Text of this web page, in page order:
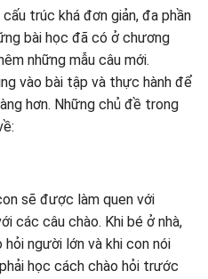
trúc khá đơn giản, đa phần
bài học đã có ở chương
những mẫu câu mới.
vào bài tập và thực hành để
hơn. Những chủ đề trong
sẽ được làm quen với
các câu chào. Khi bé ở nhà,
người lớn và khi con nói
học cách chào hỏi trước